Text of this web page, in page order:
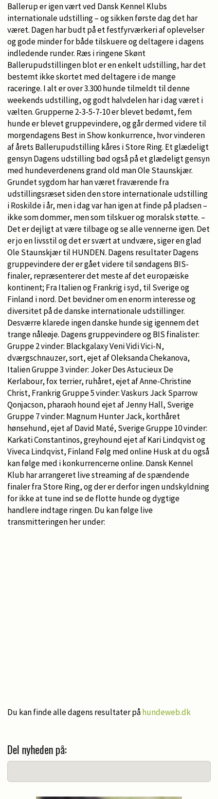
Ballerup er igen vært ved Dansk Kennel Klubs
internationale udstilling – og sikken første dag det har
været. Dagen har budt på et festfyrværkeri af oplevelser
og gode minder for både tilskuere og deltagere i dagens
indledende runder. Ræs i ringene Skønt
Ballerupudstillingen blot er en enkelt udstilling, har det
bestemt ikke skortet med deltagere i de mange
raceringe. I alt er over 3.300 hunde tilmeldt til denne
weekends udstilling, og godt halvdelen har i dag været i
vælten. Grupperne 2-3-5-7-10 er blevet bedømt, fem
hunde er blevet gruppevindere, og går dermed videre til
morgendagens Best in Show konkurrence, hvor vinderen
af årets Ballerupudstilling kåres i Store Ring. Et glædeligt
gensyn Dagens udstilling bød også på et glædeligt gensyn
med hundeverdenens grand old man Ole Staunskjær.
Grundet sygdom har han været fraværende fra
udstillingsræset siden den store internationale udstilling
i Roskilde i år, men i dag var han igen at finde på pladsen –
ikke som dommer, men som tilskuer og moralsk støtte. –
Det er dejligt at være tilbage og se alle vennerne igen. Det
er jo en livsstil og det er svært at undvære, siger en glad
Ole Staunskjær til HUNDEN. Dagens resultater Dagens
gruppevindere der er gået videre til søndagens BIS-
finaler, repræsenterer det meste af det europæiske
kontinent; Fra Italien og Frankrig i syd, til Sverige og
Finland i nord. Det bevidner om en enorm interesse og
diversitet på de danske internationale udstillinger.
Desværre klarede ingen danske hunde sig igennem det
trange nåleøje. Dagens gruppevindere og BIS finalister:
Gruppe 2 vinder: Blackgalaxy Veni Vidi Vici-N,
dværgschnauzer, sort, ejet af Oleksanda Chekanova,
Italien Gruppe 3 vinder: Joker Des Astucieux De
Kerlabour, fox terrier, ruhåret, ejet af Anne-Christine
Christ, Frankrig Gruppe 5 vinder: Vaskurs Jack Sparrow
Qonjacson, pharaoh hound ejet af Jenny Hall, Sverige
Gruppe 7 vinder: Magnum Hunter Jack, korthåret
hønsehund, ejet af David Maté, Sverige Gruppe 10 vinder:
Karkati Constantinos, greyhound ejet af Kari Lindqvist og
Viveca Lindqvist, Finland Følg med online Husk at du også
kan følge med i konkurrencerne online. Dansk Kennel
Klub har arrangeret live streaming af de spændende
finaler fra Store Ring, og der er derfor ingen undskyldning
for ikke at tune ind se de flotte hunde og dygtige
handlere indtage ringen. Du kan følge live
transmitteringen her under:
Du kan finde alle dagens resultater påhundeweb.dk
Del nyheden på: